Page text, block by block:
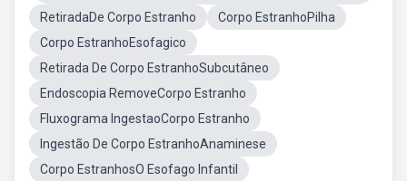
RetiradaDe Corpo Estranho
Corpo EstranhoPilha
Corpo EstranhoEsofagico
Retirada De Corpo EstranhoSubcutâneo
Endoscopia RemoveCorpo Estranho
Fluxograma IngestaoCorpo Estranho
Ingestão De Corpo EstranhoAnaminese
Corpo EstranhosO Esofago Infantil